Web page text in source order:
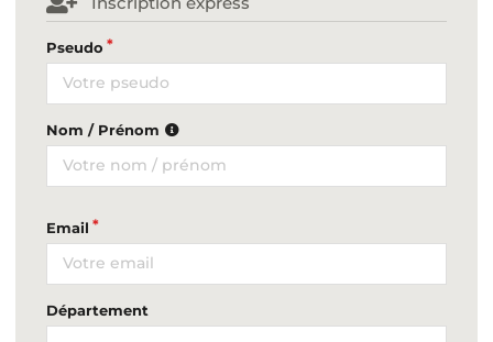
Pseudo
Nom / Prénom
Email
Département